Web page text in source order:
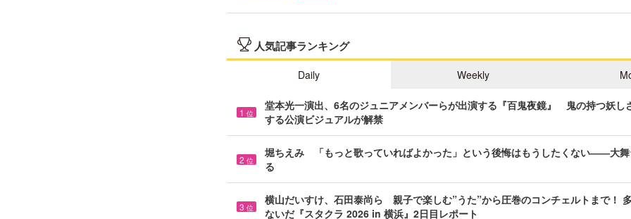
人気記事ランキング
Daily Weekly
1 位
堂本光一演出、6名のジュニアメンバーらが出演する『百鬼夜鏡』 鬼の持つ妖し
する公演ビジュアルが解禁
2 位
堀ちえみ 「もっと歌っていればよかった」という後悔はもうしたくない――大舞
る
3 位
横山だいすけ、石田泰尚ら 親子で楽しむ”うた”から圧巻のコンチェルトまで！
ないだ『スタクラ 2026 in 横浜』2日目レポート